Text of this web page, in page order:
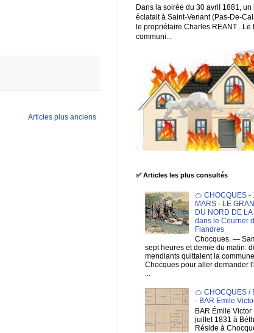
Articles plus anciens
Dans la soirée du 30 avril 1881,
éclatait à Saint-Venant (Pas-De-
le propriétaire Charles REANT . Le
communi...
✅ Articles les plus consultés
🍊 CHOCQUES -
MARS - LE
DU NORD DE
dans le Courrier
Flandres
Chocques. —
sept heures et demie du matin.
mendiants quittaient la
Chocques pour aller demander
...
🍊 CHOCQUES /
- BAR Emile
BAR Émile Victor
juillet 1831 à
Réside à